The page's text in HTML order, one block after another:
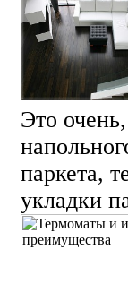
Это
паркета,
укладки